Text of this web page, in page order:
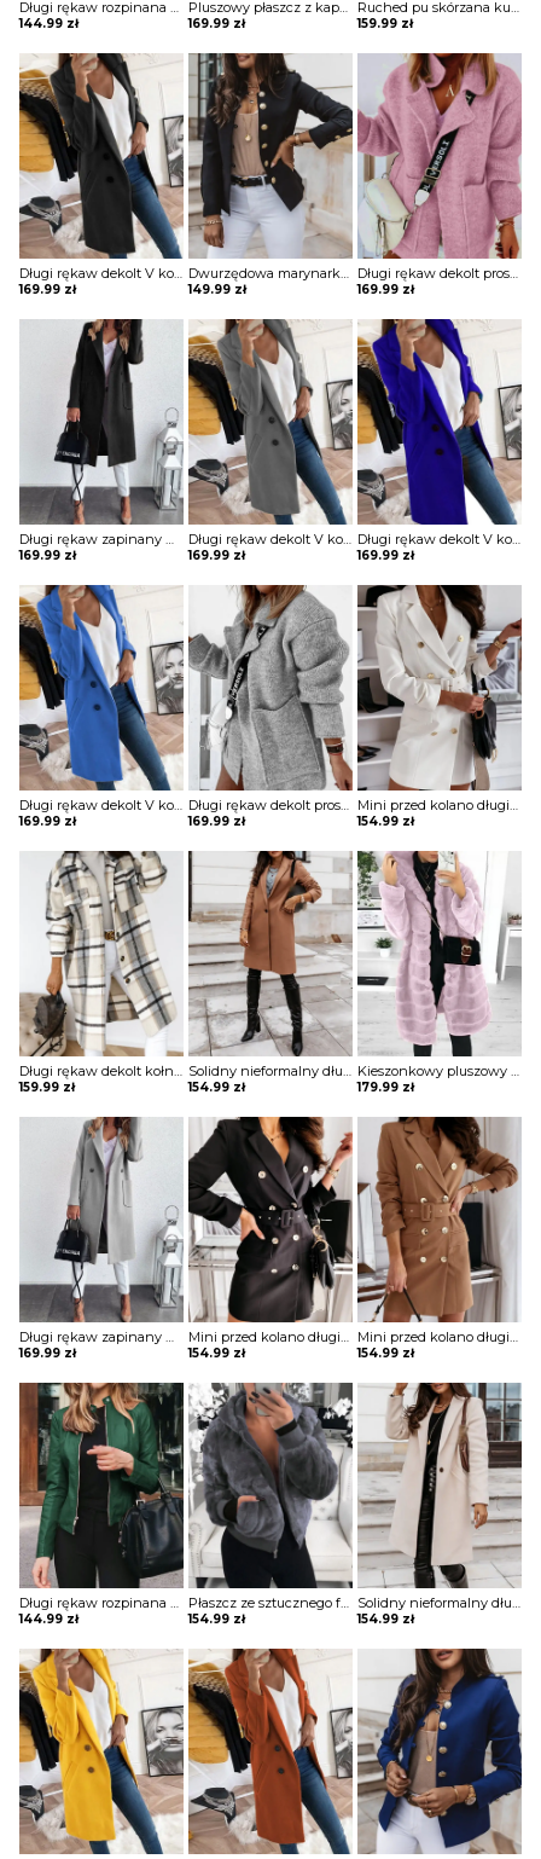
Długi rękaw rozpinana stójka skóra skórzana ekologiczna taliowana talia prosta jesień ramoneska kurtka Lakeisha
144.99 zł
Pluszowy płaszcz z kapturem colorblock długim rękawem kurtka Gonny
169.99 zł
Ruched pu skórzana kurtka z zamkiem błyskawicznym Sungsook
159.99 zł
Długi rękaw dekolt V kołnierz guziki elegancki bez wzoru dopasowany płaszcz Aaltje
169.99 zł
Dwurzędowa marynarka z długim rękawem kurtka Gysele
149.99 zł
Długi rękaw dekolt prosty dzianina luźny kieszenie kołnierz casual na co dzień jesień zima płaszcz sweter Ameriga
169.99 zł
Długi rękaw zapinany na guziki jednorzędowy jednolity kieszenie klapy elegancki bez wzoru jesień płaszcz Kipp
169.99 zł
Długi rękaw dekolt V kołnierz guziki elegancki bez wzoru dopasowany płaszcz Aaltje
169.99 zł
Długi rękaw dekolt V kołnierz guziki elegancki bez wzoru dopasowany płaszcz Aaltje
169.99 zł
Długi rękaw dekolt V kołnierz guziki elegancki bez wzoru dopasowany płaszcz Aaltje
169.99 zł
Długi rękaw dekolt prosty dzianina luźny kieszenie kołnierz casual na co dzień jesień zima płaszcz sweter Ameriga
169.99 zł
Mini przed kolano długi rękaw dekolt V luźna guziki żakiet płaszcz rozpinana elegancka Cara
154.99 zł
Długi rękaw dekolt kołnierzyk guziki rozpinana luźna krata kratka casual dłuższa na co dzień płaszcz Eila
159.99 zł
Solidny nieformalny długi płaszcz z kieszeniami zapinany na guziki kurtka Annagret
154.99 zł
Kieszonkowy pluszowy płaszcz z długim rękawem i kapturem kurtka Minjung
179.99 zł
Długi rękaw zapinany na guziki jednorzędowy jednolity kieszenie klapy elegancki bez wzoru jesień płaszcz Kipp
169.99 zł
Mini przed kolano długi rękaw dekolt V luźna guziki żakiet płaszcz rozpinana elegancka Cara
154.99 zł
Mini przed kolano długi rękaw dekolt V luźna guziki żakiet płaszcz rozpinana elegancka Cara
154.99 zł
Długi rękaw rozpinana stójka skóra skórzana ekologiczna taliowana talia prosta jesień ramoneska kurtka Lakeisha
144.99 zł
Płaszcz ze sztucznego futra z kieszeniami na suwak kurtka Resmie
154.99 zł
Solidny nieformalny długi płaszcz z kieszeniami zapinany na guziki kurtka Annagret
154.99 zł